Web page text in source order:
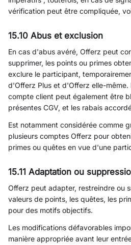
vérification peut être compliquée,
15.10 Abus et exclusion
En cas d'abus avéré, Offerz peut
supprimer, les points ou primes
exclure le participant,
d'Offerz Plus et d'Offerz elle-même.
compte client peut également être
présentes CGV, et les rabais
Est notamment considérée comme
plusieurs comptes Offerz pour
primes ou quêtes en vue d'une
15.11 Adaptation ou
Offerz peut adapter, restreindre ou
valeurs de points, les quêtes, les
pour des motifs objectifs.
Les modifications défavorables
manière appropriée avant leur